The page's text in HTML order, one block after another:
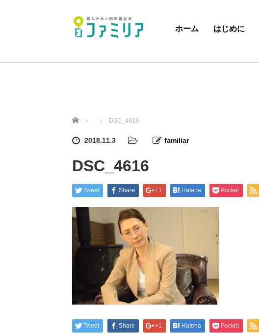
ホーム はじめに
ホーム DSC_4616
2018.11.3 familiar
DSC_4616
Tweet Share +1 Hatena Pocket
Tweet Share +1 Hatena Pocket